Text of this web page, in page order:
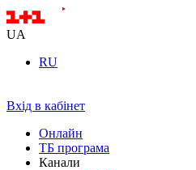
UA
RU
Вхід в кабінет
Онлайн
ТБ програма
Канали